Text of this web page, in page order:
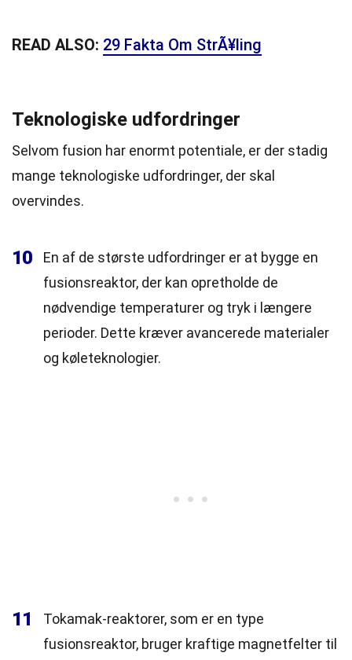
READ ALSO: 29 Fakta Om StrÃ¥ling
Teknologiske udfordringer
Selvom fusion har enormt potentiale, er der stadig
mange teknologiske udfordringer, der skal
overvindes.
10
En af de største udfordringer er at bygge en
fusionsreaktor, der kan opretholde de
nødvendige temperaturer og tryk i længere
perioder. Dette kræver avancerede materialer
og køleteknologier.
11
Tokamak-reaktorer, som er en type
fusionsreaktor, bruger kraftige magnetfelter til